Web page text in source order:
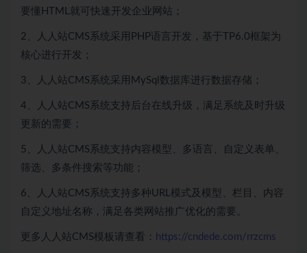
要懂HTML就可快速开发企业网站；
2、人人站CMS系统采用PHP语言开发，基于TP6.0框架为
核心进行开发；
3、人人站CMS系统采用MySql数据库进行数据存储；
4、人人站CMS系统支持后台在线升级，满足系统及时升级
更新的需要；
5、人人站CMS系统支持内容模型、多语言、自定义表单、
筛选、多条件搜索等功能；
6、人人站CMS系统支持多种URL模式及模型、栏目、内容
自定义地址名称，满足各类网站推广优化的需要。
更多人人站CMS模板请查看： https://cndede.com/rrzcms